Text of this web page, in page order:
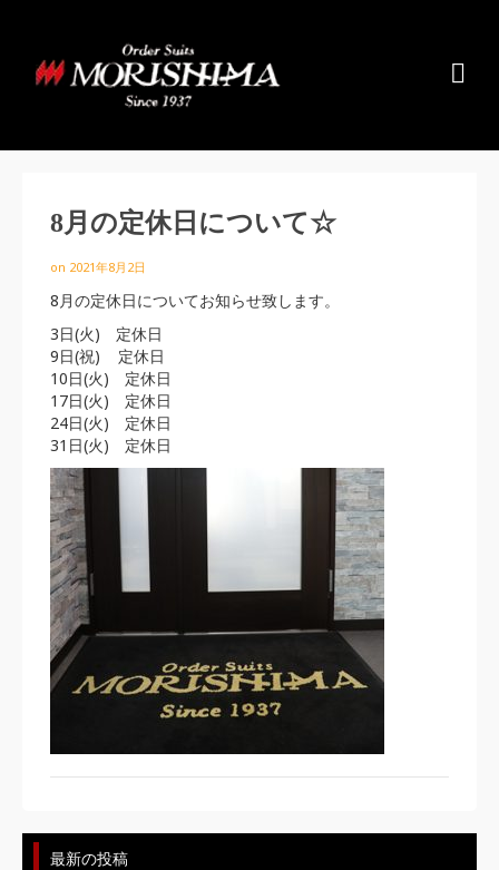
8月の定休日について☆
on 2021年8月2日
8月の定休日についてお知らせ致します。
3日(火) 定休日
9日(祝) 定休日
10日(火) 定休日
17日(火) 定休日
24日(火) 定休日
31日(火) 定休日
最新の投稿